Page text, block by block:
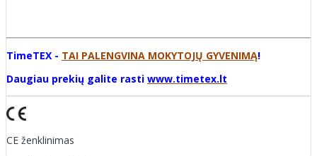
TimeTEX - TAI PALENGVINA MOKYTOJŲ GYVENIMĄ!
Daugiau prekių galite rasti www.timetex.lt
CE ženklinimas